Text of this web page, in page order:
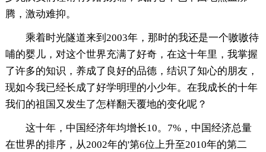
腾，激动难抑。
乘着时光隧道来到2003年，那时的我还是一个嗷嗷待
哺的婴儿，对这个世界充满了好奇，在这十年里，我掌握
了许多的知识，养成了良好的品德，结识了知心的朋友，
现如今我已经长成了好学明理的小少年。在我成长的十年
我们的祖国又发生了怎样翻天覆地的变化呢？
这十年，中国经济年均增长10。7%，中国经济总量
在世界的排序，从2002年的'第6位上升至2010年的第二